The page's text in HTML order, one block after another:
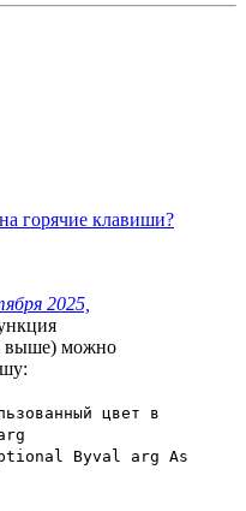
горячие клавиши?
2025,
выше) можно
цвет в
Byval arg As